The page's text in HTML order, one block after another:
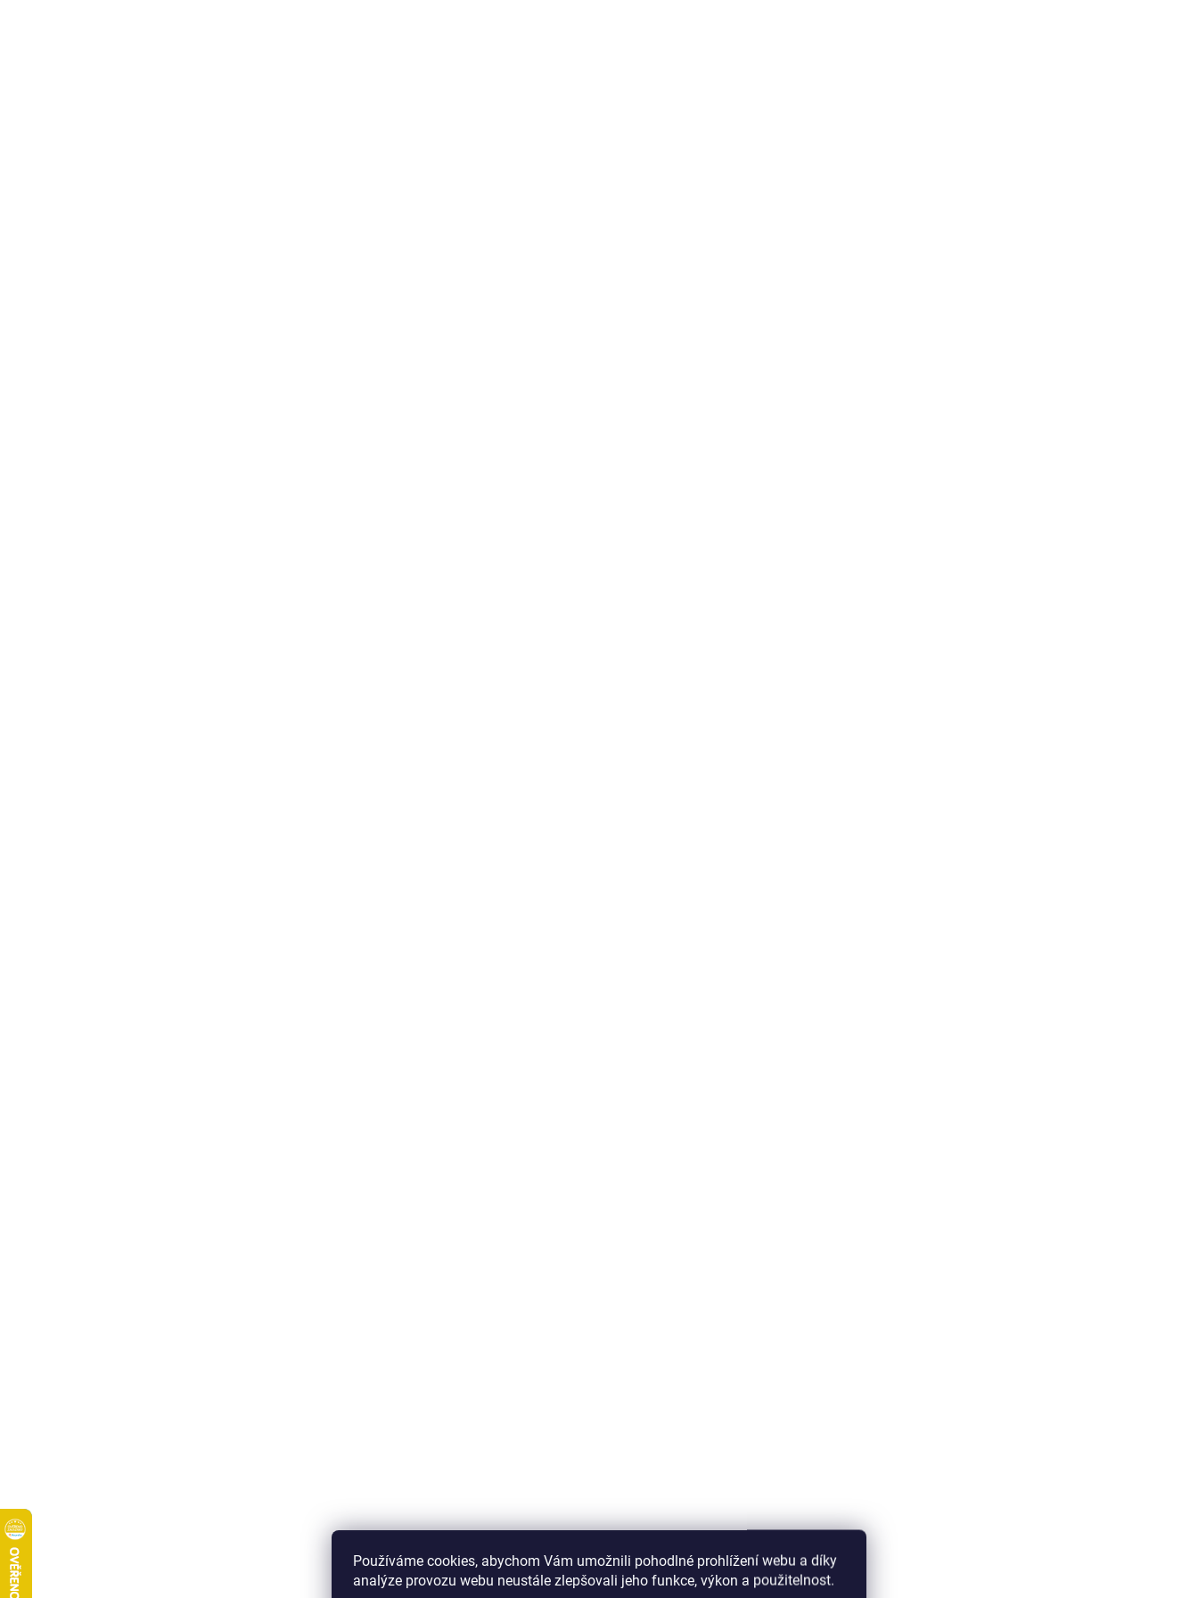
Používáme cookies, abychom Vám umožnili pohodlné prohlížení webu a díky
analýze provozu webu neustále zlepšovali jeho funkce, výkon a použitelnost.